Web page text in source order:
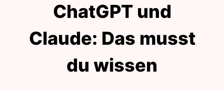
ChatGPT und
Claude: Das musst
du wissen